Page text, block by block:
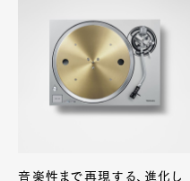
音楽性まで再現する、進化し